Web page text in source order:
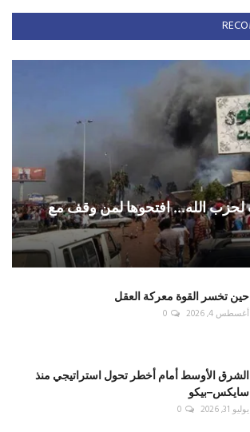
لحزب الله... افتحوها لمن وقف مع
حين تخسر القوة معركة العقل
أغسطس 4, 2026 0
الشرق الأوسط أمام أخطر تحول استراتيجي منذ
سايكس–بيكو
يوليو 31, 2026 0